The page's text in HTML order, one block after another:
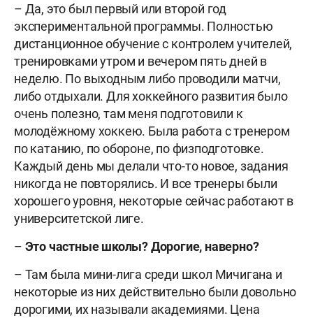
– Да, это был первый или второй год
экспериментальной программы. Полностью
дистанционное обучение с контролем учителей,
тренировками утром и вечером пять дней в
неделю. По выходным либо проводили матчи,
либо отдыхали. Для хоккейного развития было
очень полезно, там меня подготовили к
молодёжному хоккею. Была работа с тренером
по катанию, по обороне, по физподготовке.
Каждый день мы делали что-то новое, задания
никогда не повторялись. И все тренеры были
хорошего уровня, некоторые сейчас работают в
университетской лиге.
– Это частные школы? Дорогие, наверно?
– Там была мини-лига среди школ Мичигана и
некоторые из них действительно были довольно
дорогими, их называли академиями. Цена